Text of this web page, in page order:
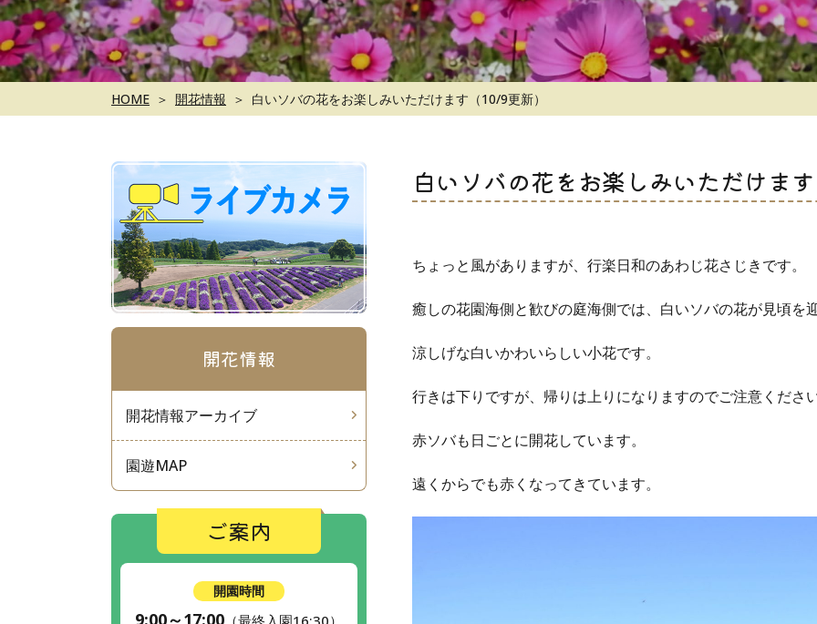
HOME 開花情報 白いソバの花をお楽しみいただけます（10/9更新）
白いソバの花をお楽しみいただけま
ちょっと風がありますが、行楽日和のあわじ花さじきです。
癒しの花園海側と歓びの庭海側では、白いソバの花が見頃を
涼しげな白いかわいらしい小花です。
行きは下りですが、帰りは上りになりますのでご注意くださ
赤ソバも日ごとに開花しています。
遠くからでも赤くなってきています。
開花情報
開花情報アーカイブ
園遊MAP
ご案内
開園時間
9:00～17:00 （最終入園16:30）